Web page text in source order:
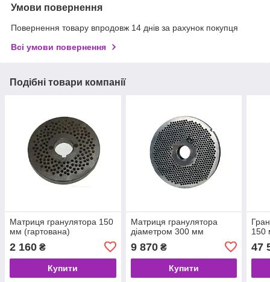
Умови повернення
Повернення товару впродовж 14 днів за рахунок покупця
Всі умови повернення
Подібні товари компанії
Матриця гранулятора 150
мм (гартована)
2 160 ₴
Купити
Матриця гранулятора
діаметром 300 мм
9 870₴
Купити
150
47